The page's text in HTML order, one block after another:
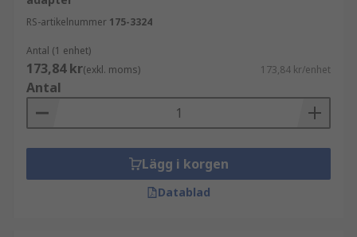
RS-artikelnummer 175-3324
Antal (1 enhet)
173,84 kr(exkl. moms) 173,84 kr/enhet
Antal
Lägg i korgen
Datablad